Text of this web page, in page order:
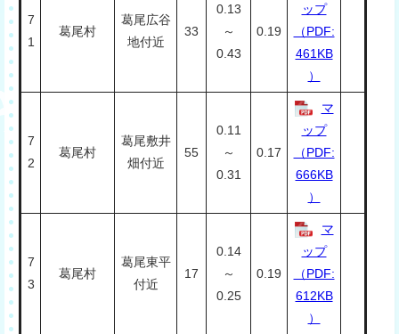
7
1
葛尾村
葛尾広谷
地付近
33
0.13
～
0.43
0.19
ップ
（PDF:
461KB
）
7
2
葛尾村
葛尾敷井
畑付近
55
0.11
～
0.31
0.17
マ
ップ
（PDF:
666KB
）
7
3
葛尾村
葛尾東平
付近
17
0.14
～
0.25
0.19
マ
ップ
（PDF:
612KB
）